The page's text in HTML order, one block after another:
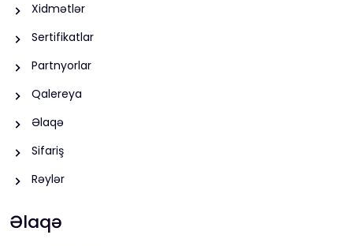
Xidmətlər
Sertifikatlar
Partnyorlar
Qalereya
Əlaqə
Sifariş
Rəylər
Əlaqə